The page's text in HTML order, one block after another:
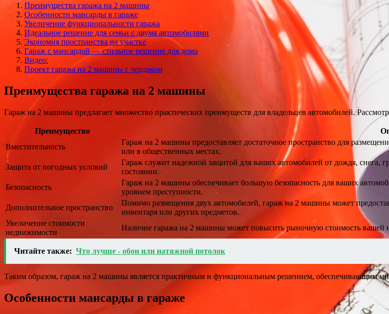
Преимущества гаража на 2 машины
Особенности мансарды в гараже
Увеличение функциональности гаража
Идеальное решение для семьи с двумя автомобилями
Экономия пространства на участке
Гараж с мансардой — стильное решение для дома
Видео:
Проект гаража на 2 машины с чердаком
Преимущества гаража на 2 машины
Гараж на 2 машины предлагает множество практических преимуществ для владельцев автомобилей.
Преимущество
Вместительность
Гараж на 2 машины предоставляет достаточное пространство для
или в общественных местах.
Защита от погодных условий
Гараж служит надежной защитой для ваших автомобилей от дождя, снега,
состоянии.
Безопасность
Гараж на 2 машины обеспечивает большую безопасность для ваших
уровнем преступности.
Дополнительное пространство
Помимо размещения двух автомобилей, гараж на 2 машины может
инвентаря или других предметов.
Увеличение стоимости
недвижимости
Наличие гаража на 2 машины может повысить рыночную стоимость вашей
Читайте также: Что лучше - обои или натяжной потолок
Таким образом, гараж на 2 машины является практичным и функциональным решением, обеспечивающим
Особенности мансарды в гараже